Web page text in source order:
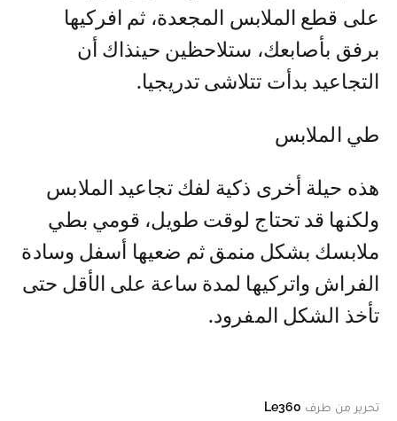
على قطع الملابس المجعدة، ثم افركيها
برفق بأصابعك، ستلاحظين حينذاك أن
التجاعيد بدأت تتلاشى تدريجيا.
طي الملابس
هذه حيلة أخرى ذكية لفك تجاعيد الملابس
ولكنها قد تحتاج لوقت طويل، قومي بطي
ملابسك بشكل منمق ثم ضعيها أسفل وسادة
الفراش واتركيها لمدة ساعة على الأقل حتى
تأخذ الشكل المفرود.
تحرير من طرف Le360